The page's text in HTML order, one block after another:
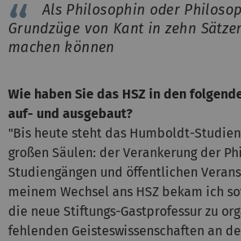
Als Philosophin oder
Grundzüge von Kant in zehn
machen können
Wie haben Sie das HSZ in den
auf- und ausgebaut?
"Bis heute steht das Humboldt-
großen Säulen: der Verankerung der
Studiengängen und öffentlichen
meinem Wechsel ans HSZ bekam ich
die neue Stiftungs-Gastprofessur zu
fehlenden Geisteswissenschaften an